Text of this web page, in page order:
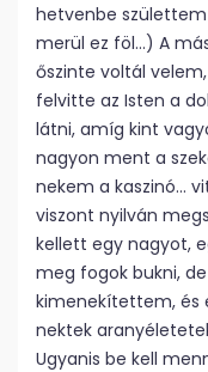
hetvenbe
merül ez föl…) A
őszinte voltál
felvitte az Isten a
látni, amíg kint
nagyon ment a
nekem a kaszinó…
viszont nyilván
kellett egy nagyot,
meg fogok bukni,
kimenekítettem, és
nektek
Ugyanis be kell